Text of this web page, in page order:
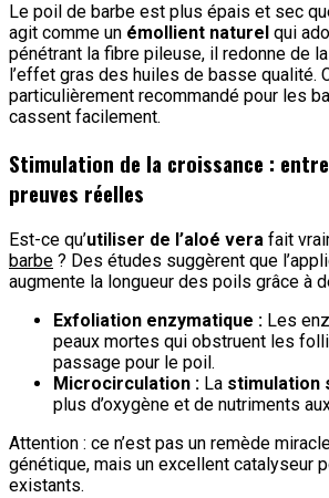
Le poil de barbe est plus épais et sec
agit comme un émollient naturel qui
pénétrant la fibre pileuse, il redonne de
l’effet gras des huiles de basse qualité.
particulièrement recommandé pour les
cassent facilement.
Stimulation de la croissance :
preuves réelles
Est-ce qu’utiliser de l’aloé vera fait
barbe ? Des études suggèrent que
augmente la longueur des poils grâce à
Exfoliation enzymatique : Les
peaux mortes qui obstruent les
passage pour le poil.
Microcirculation : La stimulation
plus d’oxygène et de nutriments
Attention : ce n’est pas un remède
génétique, mais un excellent catalyseur
existants.